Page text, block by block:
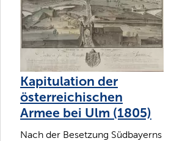
Kapitulation der
österreichischen
Armee bei Ulm (1805)
Nach der Besetzung Südbayerns